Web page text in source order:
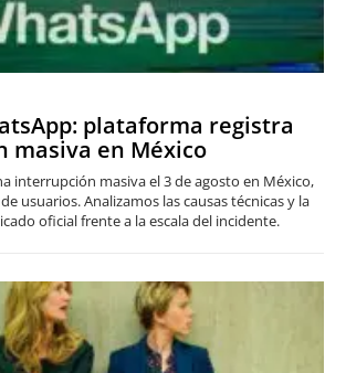
plataforma registra
masiva en México
interrupción masiva el 3 de agosto en México,
usuarios. Analizamos las causas técnicas y la
oficial frente a la escala del incidente.